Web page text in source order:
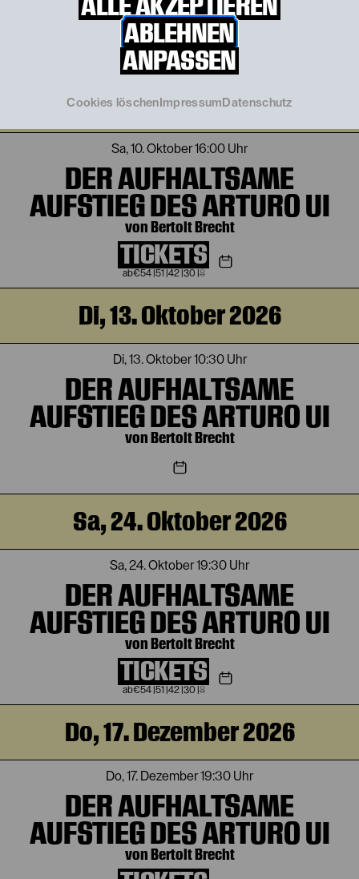
ABLEHNEN
ANPASSEN
Cookies löschen Impressum Datenschutz
von Bertolt Brecht
Sa, 10. Oktober 2026
Sa, 10. Oktober16:00 Uhr
DER AUFHALTSAME
AUFSTIEG DES ARTURO UI
von Bertolt Brecht
TICKETS
€54 51 42 30 |8
Di, 13. Oktober 2026
Di, 13. Oktober10:30 Uhr
DER AUFHALTSAME
AUFSTIEG DES ARTURO UI
von Bertolt Brecht
Sa, 24. Oktober 2026
Sa, 24. Oktober19:30 Uhr
DER AUFHALTSAME
AUFSTIEG DES ARTURO UI
von Bertolt Brecht
TICKETS
€54 51 42 30 |8
Do, 17. Dezember 2026
Do, 17. Dezember19:30 Uhr
DER AUFHALTSAME
AUFSTIEG DES ARTURO UI
von Bertolt Brecht